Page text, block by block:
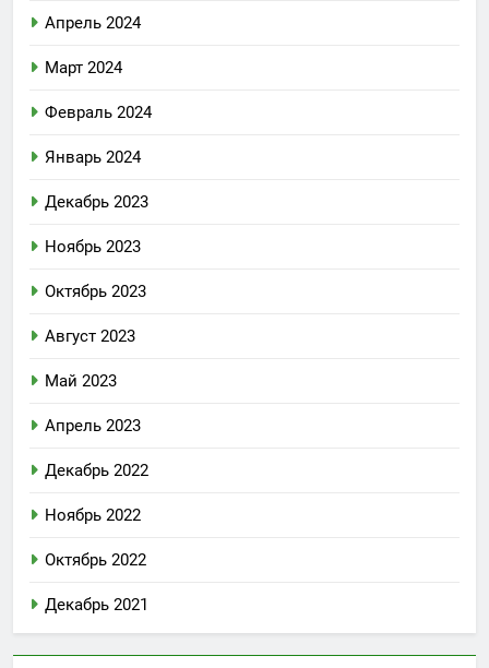
Апрель 2024
Март 2024
Февраль 2024
Январь 2024
Декабрь 2023
Ноябрь 2023
Октябрь 2023
Август 2023
Май 2023
Апрель 2023
Декабрь 2022
Ноябрь 2022
Октябрь 2022
Декабрь 2021